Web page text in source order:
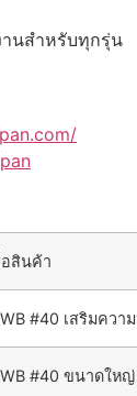
นสำหรับทุกรุ่น
สินค้า
#40 เสริมควา
#40 ขนาดให